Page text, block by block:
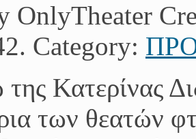
OnlyTheater
Category: